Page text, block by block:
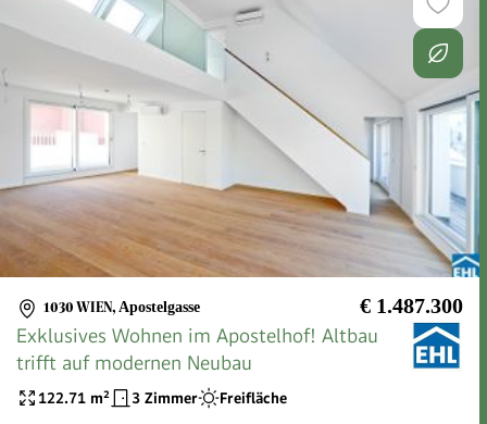
1030 WIEN, Apostelgasse € 1.487.300
Exklusives Wohnen im Apostelhof! Altbau
trifft auf modernen Neubau
122.71 m² 3 Zimmer Freifläche